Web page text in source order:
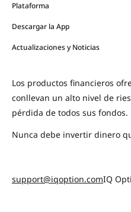
Plataforma
Descargar la App
Actualizaciones y Noticias
Los productos financieros
conllevan un alto nivel de
pérdida de todos sus fondos.
Nunca debe invertir dinero
support@iqoption.comIQ